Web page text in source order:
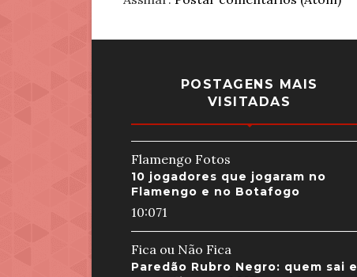
POSTAGENS MAIS
VISITADAS
Flamengo Fotos
10 jogadores que jogaram no
Flamengo e no Botafogo
10:071
Fica ou Não Fica
Paredão Rubro Negro: quem sai e